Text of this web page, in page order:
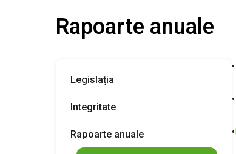
Rapoarte anuale
Legislația
Integritate
Rapoarte anuale
•
•
•